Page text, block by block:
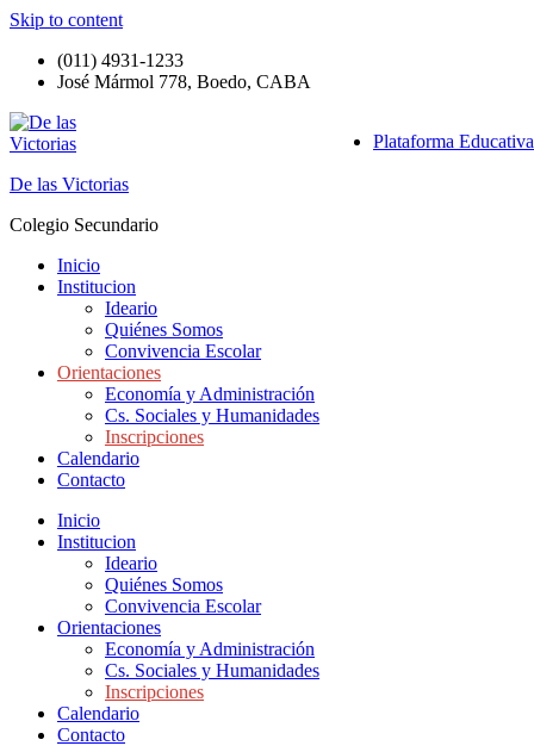
Skip to content
(011) 4931-1233
José Mármol 778, Boedo, CABA
Plataforma Educativa
De las Victorias
Colegio Secundario
Inicio
Institucion
Ideario
Quiénes Somos
Convivencia Escolar
Orientaciones
Economía y Administración
Cs. Sociales y Humanidades
Inscripciones
Calendario
Contacto
Inicio
Institucion
Ideario
Quiénes Somos
Convivencia Escolar
Orientaciones
Economía y Administración
Cs. Sociales y Humanidades
Inscripciones
Calendario
Contacto